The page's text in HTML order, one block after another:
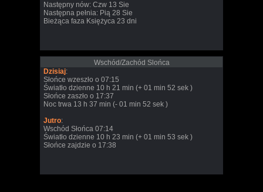
Następny nów: Czw 13 Sie
Następna pełnia: Pią 28 Sie
Bieżąca faza Księżyca 23 dni
Wschód/Zachód Slońca
Dzisiaj:
Słońce wzeszło o 07:15
Światło dzienne 10 h 21 min (+ 01 min 52 sek )
Słońce zaszło o 17:37
Noc trwa 13 h 37 min (- 01 min 52 sek )
Jutro:
Wschód Słońca 07:14
Światło dzienne 10 h 23 min (+ 01 min 53 sek )
Słońce zajdzie o 17:38